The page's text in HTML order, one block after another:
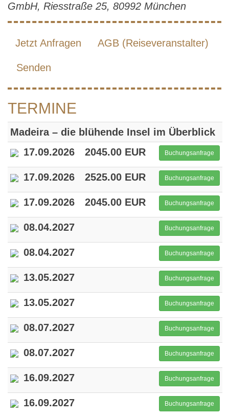
GmbH, Riesstraße 25, 80992 München
Jetzt Anfragen AGB (Reiseveranstalter)
Senden
TERMINE
Madeira – die blühende Insel im Überblick
17.09.2026
2045.00 EUR Buchungsanfrage
17.09.2026 2525.00 EUR Buchungsanfrage
17.09.2026 2045.00 EUR Buchungsanfrage
08.04.2027 Buchungsanfrage
08.04.2027 Buchungsanfrage
13.05.2027 Buchungsanfrage
13.05.2027 Buchungsanfrage
08.07.2027 Buchungsanfrage
08.07.2027 Buchungsanfrage
16.09.2027 Buchungsanfrage
16.09.2027 Buchungsanfrage